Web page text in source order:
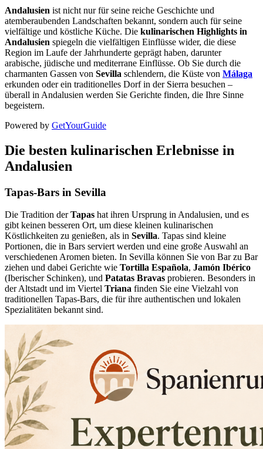
Andalusien ist nicht nur für seine reiche Geschichte und
atemberaubenden Landschaften bekannt, sondern auch für seine
vielfältige und köstliche Küche. Die kulinarischen Highlights in
Andalusien spiegeln die vielfältigen Einflüsse wider, die diese
Region im Laufe der Jahrhunderte geprägt haben, darunter
arabische, jüdische und mediterrane Einflüsse. Ob Sie durch die
charmanten Gassen von Sevilla schlendern, die Küste von Málaga
erkunden oder ein traditionelles Dorf in der Sierra besuchen –
überall in Andalusien werden Sie Gerichte finden, die Ihre Sinne
begeistern.
Powered by GetYourGuide
Die besten kulinarischen Erlebnisse in
Andalusien
Tapas-Bars in Sevilla
Die Tradition derTapas hat ihren Ursprung in Andalusien, und es
gibt keinen besseren Ort, um diese kleinen kulinarischen
Köstlichkeiten zu genießen, als in Sevilla. Tapas sind kleine
Portionen, die in Bars serviert werden und eine große Auswahl an
verschiedenen Aromen bieten. In Sevilla können Sie von Bar zu Bar
ziehen und dabei Gerichte wie Tortilla Española, Jamón Ibérico
(Iberischer Schinken), und Patatas Bravas probieren. Besonders in
der Altstadt und im Viertel Triana finden Sie eine Vielzahl von
traditionellen Tapas-Bars, die für ihre authentischen und lokalen
Spezialitäten bekannt sind.